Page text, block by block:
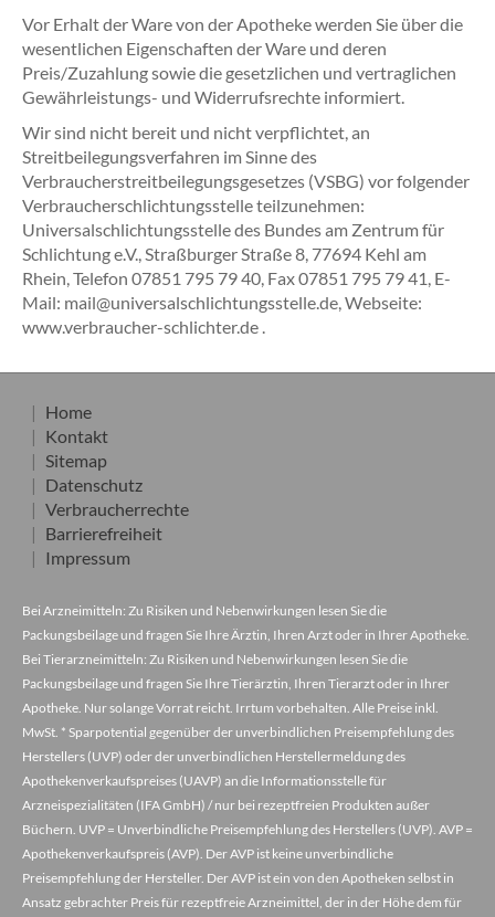
Vor Erhalt der Ware von der Apotheke werden Sie über die
wesentlichen Eigenschaften der Ware und deren
Preis/Zuzahlung sowie die gesetzlichen und vertraglichen
Gewährleistungs- und Widerrufsrechte informiert.
Wir sind nicht bereit und nicht verpflichtet, an
Streitbeilegungsverfahren im Sinne des
Verbraucherstreitbeilegungsgesetzes (VSBG) vor folgender
Verbraucherschlichtungsstelle teilzunehmen:
Universalschlichtungsstelle des Bundes am Zentrum für
Schlichtung e.V., Straßburger Straße 8, 77694 Kehl am
Rhein, Telefon 07851 795 79 40, Fax 07851 795 79 41, E-
Mail: mail@universalschlichtungsstelle.de, Webseite:
www.verbraucher-schlichter.de .
Home
Kontakt
Sitemap
Datenschutz
Verbraucherrechte
Barrierefreiheit
Impressum
Bei Arzneimitteln: Zu Risiken und Nebenwirkungen lesen Sie die
Packungsbeilage und fragen Sie Ihre Ärztin, Ihren Arzt oder in Ihrer Apotheke.
Bei Tierarzneimitteln: Zu Risiken und Nebenwirkungen lesen Sie die
Packungsbeilage und fragen Sie Ihre Tierärztin, Ihren Tierarzt oder in Ihrer
Apotheke. Nur solange Vorrat reicht. Irrtum vorbehalten. Alle Preise inkl.
MwSt. * Sparpotential gegenüber der unverbindlichen Preisempfehlung des
Herstellers (UVP) oder der unverbindlichen Herstellermeldung des
Apothekenverkaufspreises (UAVP) an die Informationsstelle für
Arzneispezialitäten (IFA GmbH) / nur bei rezeptfreien Produkten außer
Büchern. UVP = Unverbindliche Preisempfehlung des Herstellers (UVP). AVP =
Apothekenverkaufspreis (AVP). Der AVP ist keine unverbindliche
Preisempfehlung der Hersteller. Der AVP ist ein von den Apotheken selbst in
Ansatz gebrachter Preis für rezeptfreie Arzneimittel, der in der Höhe dem für